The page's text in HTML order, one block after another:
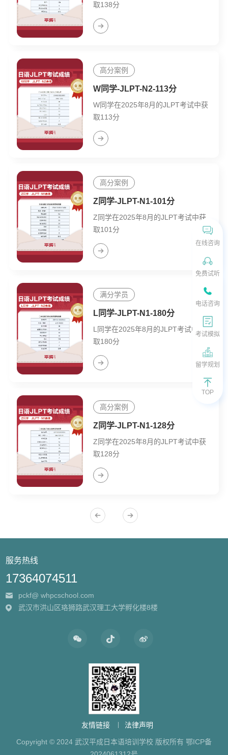
取138分
高分案例
W同学-JLPT-N2-113分
W同学在2025年8月的JLPT考试中获
取113分
高分案例
Z同学-JLPT-N1-101分
Z同学在2025年8月的JLPT考试中获
取101分
满分学员
L同学-JLPT-N1-180分
L同学在2025年8月的JLPT考试中获
取180分
高分案例
Z同学-JLPT-N1-128分
Z同学在2025年8月的JLPT考试中获
取128分
服务热线
17364074511
pckf@ whpcschool.com
武汉市洪山区珞狮路武汉理工大学孵化楼8楼
友情链接 法律声明
Copyright © 2024 武汉平成日本语培训学校 版权所有 鄂ICP备
在线咨询
免费试听
电话咨询
考试模拟
留学规划
TOP